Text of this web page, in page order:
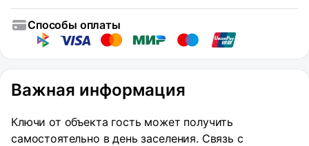
Способы оплаты
Важная информация
Ключи от объекта гость может получить
самостоятельно в день заселения. Связь с